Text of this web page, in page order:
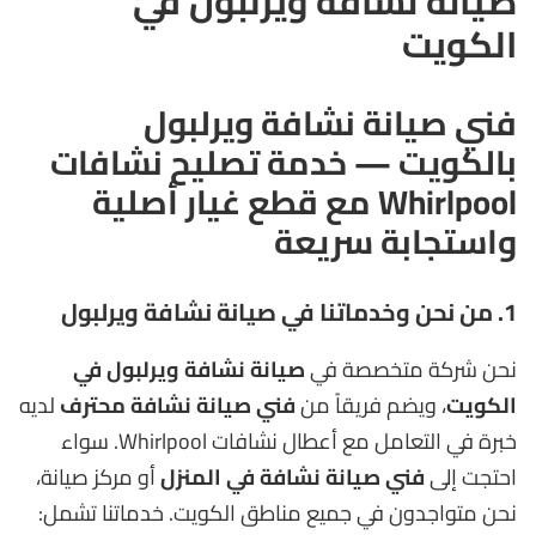
الكويت
فني صيانة نشافة ويرلبول
بالكويت — خدمة تصليح نشافات
Whirlpool مع قطع غيار أصلية
واستجابة سريعة
1. من نحن وخدماتنا في صيانة نشافة ويرلبول
نحن شركة متخصصة فيصيانة نشافة ويرلبول في
الكويت، ويضم فريقاً منفني صيانة نشافة محترفلديه
خبرة في التعامل مع أعطال نشافات Whirlpool. سواء
احتجت إلىفني صيانة نشافة في المنزلأو مركز صيانة،
نحن متواجدون في جميع مناطق الكويت. خدماتنا تشمل: